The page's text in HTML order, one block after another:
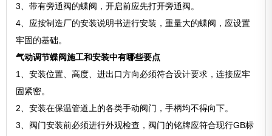
3、带有旁通阀的蝶阀，开启前应先打开旁通阀。
4、应按制造厂的安装说明书进行安装，重量大的蝶阀，应设置
牢固的基础。
气动调节蝶阀施工和安装中有哪些要点
1、安装位置、高度、进出口方向必须符合设计要求，连接应牢
固紧密。
2、安装在保温管道上的各类手动阀门，手柄均不得向下。
3、阀门安装前必须进行外观检查，阀门的铭牌应符合现行GB标